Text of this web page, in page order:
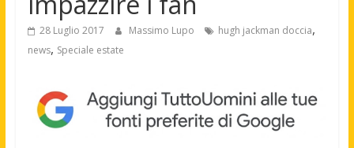
28 Luglio 2017 Massimo Lupo hugh jackman doccia,
news, Speciale estate